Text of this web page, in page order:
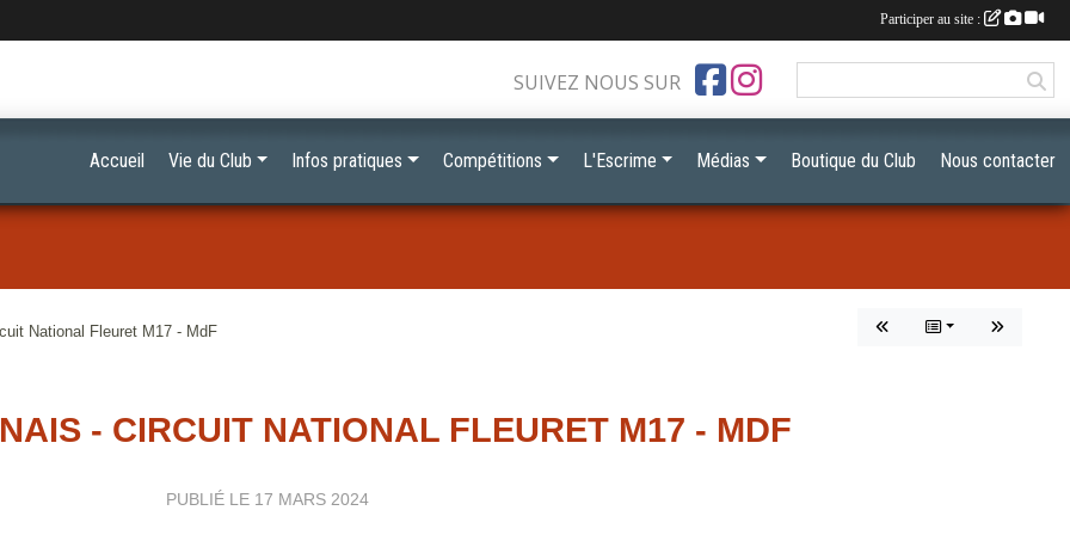
National Fleuret M17 - MdF
- CIRCUIT NATIONAL FLEURET M17 - MDF
PUBLIÉ LE 17 MARS 2024
SUIVEZ NOUS SUR
Accueil Vie du Club Infos pratiques Compétitions L'Escrime Médias Boutique du Club Nous contacter
Participer au site :